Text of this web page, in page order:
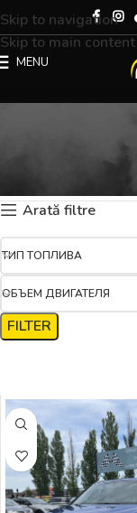
Skip to navigation
Skip to main content
MENU
Arată filtre
ТИП ТОПЛИВА
ОБЪЕМ ДВИГАТЕЛЯ
FILTER